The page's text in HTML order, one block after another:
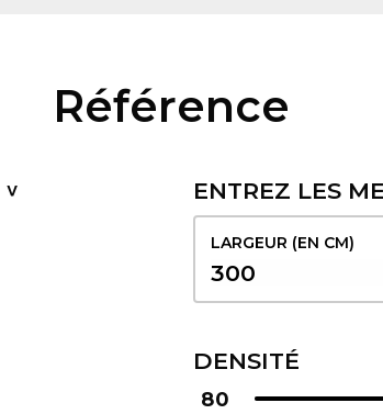
Référence
ENTREZ LES
LARGEUR (EN CM)
DENSITÉ
80